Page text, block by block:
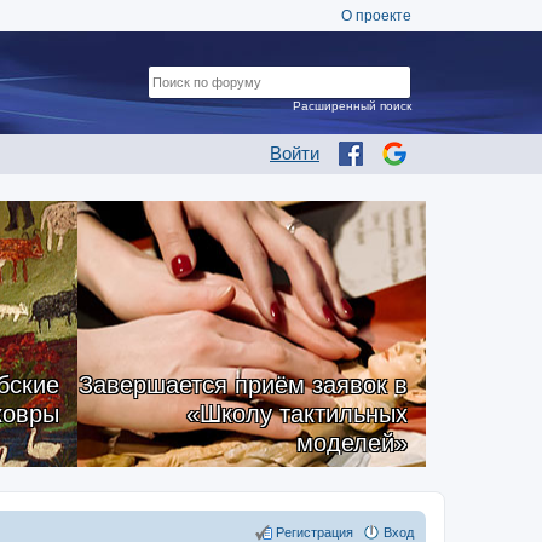
О проекте
Войти
Расширенный поиск
Завершается приём заявок в
«Школу тактильных
моделей»
Вход
Регистрация